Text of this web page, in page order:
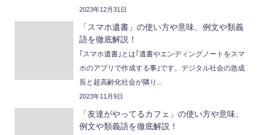
2023年12月31日
「スマホ遺書」の使い方や意味、例文や類義
語を徹底解説！
｢スマホ遺書｣とは｢遺書やエンディングノートをスマ
ホのアプリで作成する事｣です。デジタル社会の急成
長と超高齢化社会が隣り...
2023年11月9日
「友達がやってるカフェ」の使い方や意味、
例文や類義語を徹底解説！